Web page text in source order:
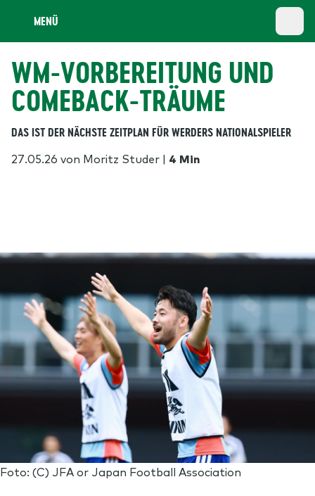
MENÜ
WM-VORBEREITUNG UND
COMEBACK-TRÄUME
DAS IST DER NÄCHSTE ZEITPLAN FÜR WERDERS NATIONALSPIELER
27.05.26 von Moritz Studer | 4 Min
Foto: (C) JFA or Japan Football Association